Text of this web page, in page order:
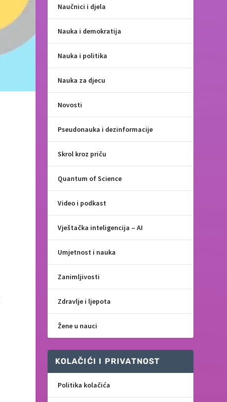
Naučnici i djela
Nauka i demokratija
Nauka i politika
Nauka za djecu
Novosti
Pseudonauka i dezinformacije
Skrol kroz priču
Quantum of Science
Video i podkast
Vještačka inteligencija – AI
Umjetnost i nauka
Zanimljivosti
Zdravlje i ljepota
Žene u nauci
KOLAČIĆI I PRIVATNOST
Politika kolačića